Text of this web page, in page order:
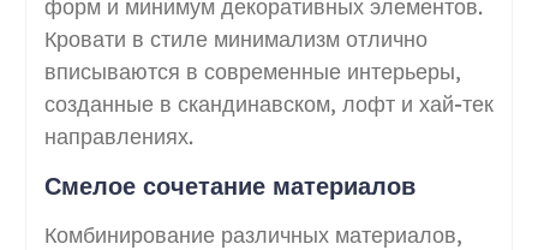
форм и минимум декоративных элементов.
Кровати в стиле минимализм отлично
вписываются в современные интерьеры,
созданные в скандинавском, лофт и хай-тек
направлениях.
Смелое сочетание материалов
Комбинирование различных материалов,